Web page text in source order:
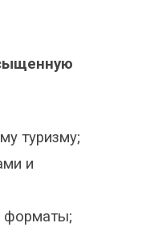
туризму;
и
форматы;